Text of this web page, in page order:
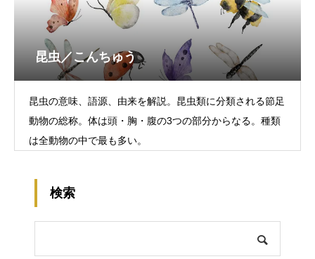
昆虫／こんちゅう
昆虫の意味、語源、由来を解説。昆虫類に分類される節足
動物の総称。体は頭・胸・腹の3つの部分からなる。種類
は全動物の中で最も多い。
検索